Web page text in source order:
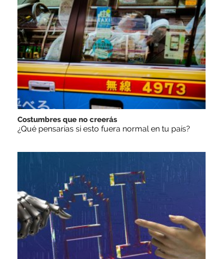
Costumbres que no creerás
¿Qué pensarías si esto fuera normal en tu país?